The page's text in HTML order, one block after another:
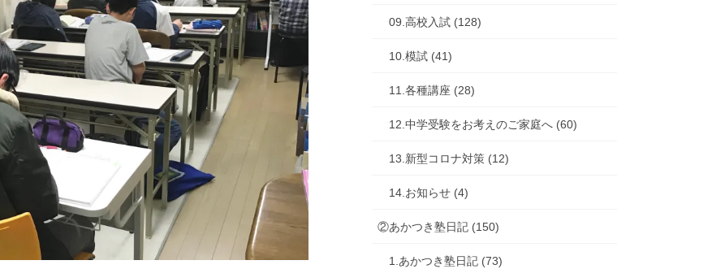
09.高校入試 (128)
10.模試 (41)
11.各種講座 (28)
12.中学受験をお考えのご家庭へ (60)
13.新型コロナ対策 (12)
14.お知らせ (4)
②あかつき塾日記 (150)
1.あかつき塾日記 (73)